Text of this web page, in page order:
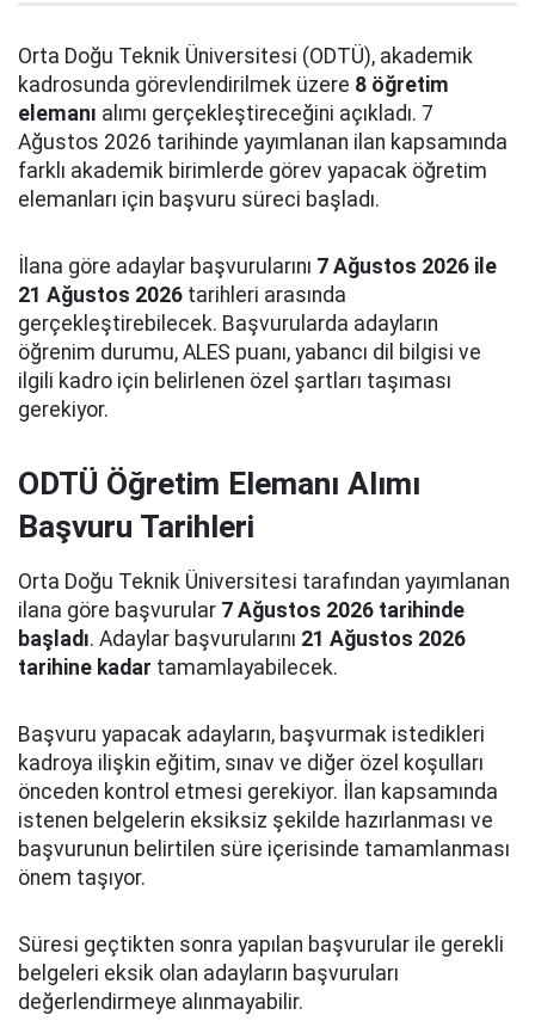
Orta Doğu Teknik Üniversitesi (ODTÜ), akademik
kadrosunda görevlendirilmek üzere 8 öğretim
elemanı alımı gerçekleştireceğini açıkladı. 7
Ağustos 2026 tarihinde yayımlanan ilan kapsamında
farklı akademik birimlerde görev yapacak öğretim
elemanları için başvuru süreci başladı.
İlana göre adaylar başvurularını 7 Ağustos 2026 ile
21 Ağustos 2026 tarihleri arasında
gerçekleştirebilecek. Başvurularda adayların
öğrenim durumu, ALES puanı, yabancı dil bilgisi ve
ilgili kadro için belirlenen özel şartları taşıması
gerekiyor.
ODTÜ Öğretim Elemanı Alımı
Başvuru Tarihleri
Orta Doğu Teknik Üniversitesi tarafından yayımlanan
ilana göre başvurular 7 Ağustos 2026 tarihinde
başladı. Adaylar başvurularını 21 Ağustos 2026
tarihine kadar tamamlayabilecek.
Başvuru yapacak adayların, başvurmak istedikleri
kadroya ilişkin eğitim, sınav ve diğer özel koşulları
önceden kontrol etmesi gerekiyor. İlan kapsamında
istenen belgelerin eksiksiz şekilde hazırlanması ve
başvurunun belirtilen süre içerisinde tamamlanması
önem taşıyor.
Süresi geçtikten sonra yapılan başvurular ile gerekli
belgeleri eksik olan adayların başvuruları
değerlendirmeye alınmayabilir.